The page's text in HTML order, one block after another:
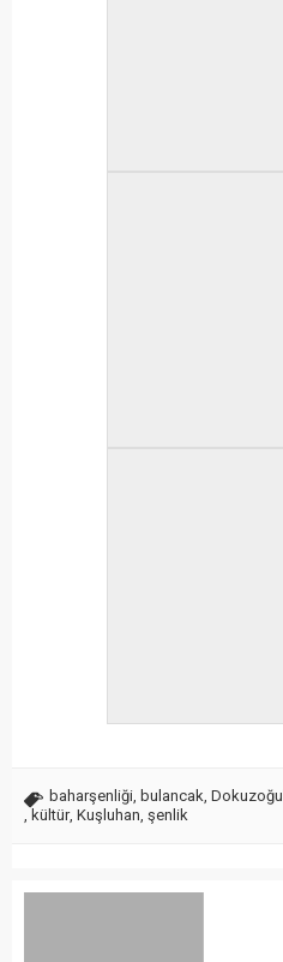
baharşenliği bulancak Dokuzoğul
kültür, Kuşluhan şenlik